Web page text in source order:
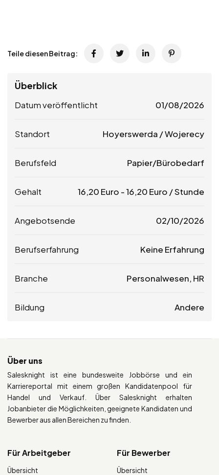
Teile diesen Beitrag:
Überblick
Datum veröffentlicht 01/08/2026
Standort Hoyerswerda / Wojerecy
Berufsfeld Papier/Bürobedarf
Gehalt 16,20 Euro -16,20 Euro / Stunde
Angebotsende 02/10/2026
Berufserfahrung Keine Erfahrung
Branche Personalwesen, HR
Bildung Andere
Über uns
Salesknight ist eine bundesweite Jobbörse und ein
Karriereportal mit einem großen Kandidatenpool für
Handel und Verkauf. Über Salesknight erhalten
Jobanbieter die Möglichkeiten, geeignete Kandidaten und
Bewerber aus allen Bereichen zu finden.
Für Arbeitgeber
Übersicht
Für Bewerber
Übersicht